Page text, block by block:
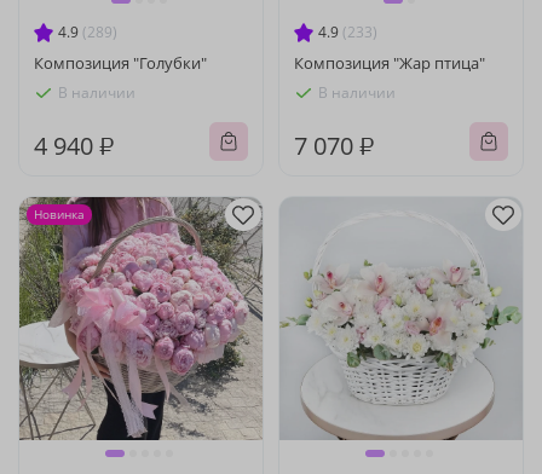
4.9 (289)
Композиция "Голубки"
В наличии
4 940 ₽
4.9 (233)
Композиция "Жар птица"
В наличии
7 070 ₽
Новинка